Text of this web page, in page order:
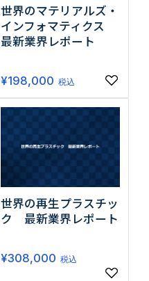
世界のマテリアルズ・
インフォマティクス
最新業界レポート
¥198,000 税込
世界の再生プラスチッ
ク 最新業界レポート
¥308,000 税込